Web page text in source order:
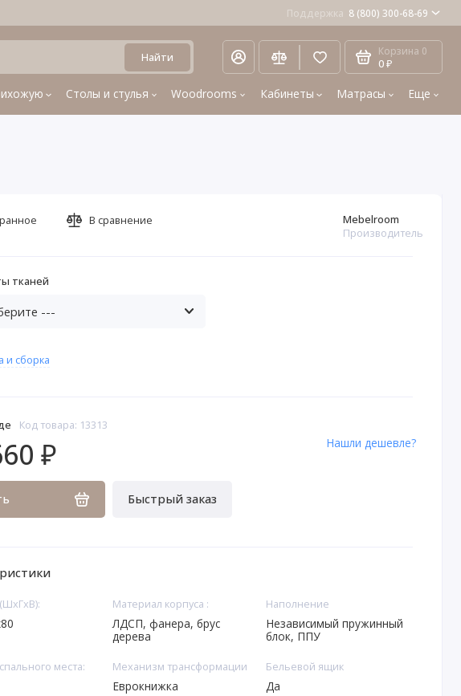
Поддержка 8 (800) 300-68-69
Найти Корзина 0
0 ₽
Столы и стулья Woodrooms Кабинеты Матрасы Еще
Код товара: 13313
Mebelroom
Производитель
₽
Быстрый заказ
Нашли дешевле?
В сравнение
тканей
и сборка
Материал корпуса :
ЛДСП, фанера, брус
дерева
Наполнение
Независимый пружинный
блок, ППУ
места: Механизм трансформации
Еврокнижка
Бельевой ящик
Да